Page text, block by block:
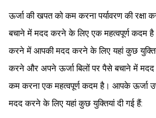
ऊर्जा की खपत को कम करना पर्यावरण की
बचाने में मदद करने के लिए एक महत्वपूर्ण कदम
करने में आपकी मदद करने के लिए यहां कुछ युक्तियां
करने और अपने ऊर्जा बिलों पर पैसे बचाने में
कम करना एक महत्वपूर्ण कदम है। आपके ऊर्जा
मदद करने के लिए यहां कुछ युक्तियां दी गई हैं: